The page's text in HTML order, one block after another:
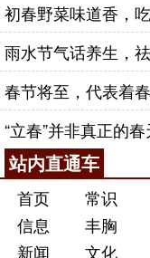
初春野菜味道香，
雨水节气话养生，
春节将至，代表着
站内直通车
首页 常识
信息
丰胸
新闻
文化